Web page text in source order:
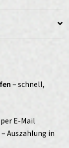
– schnell,
E-Mail
Auszahlung in